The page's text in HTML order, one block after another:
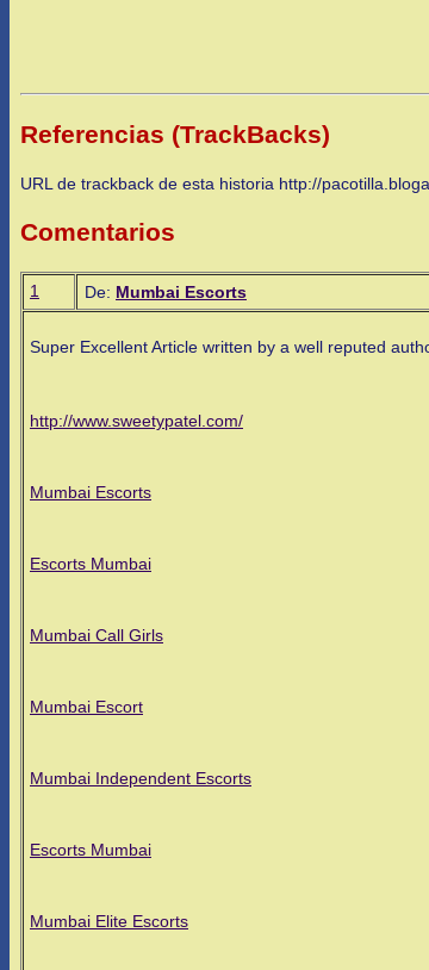
Referencias (TrackBacks)
URL de trackback de esta historia http://
Comentarios
1 De: Mumbai Escorts
Super Excellent Article written by a well reputed
http://www.sweetypatel.com/
Mumbai Escorts
Escorts Mumbai
Mumbai Call Girls
Mumbai Escort
Mumbai Independent Escorts
Escorts Mumbai
Mumbai Elite Escorts